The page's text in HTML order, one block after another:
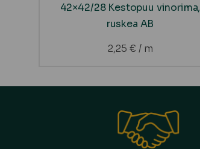
42×42/28 Kestopuu vinorima,
ruskea AB
2,25 € / m